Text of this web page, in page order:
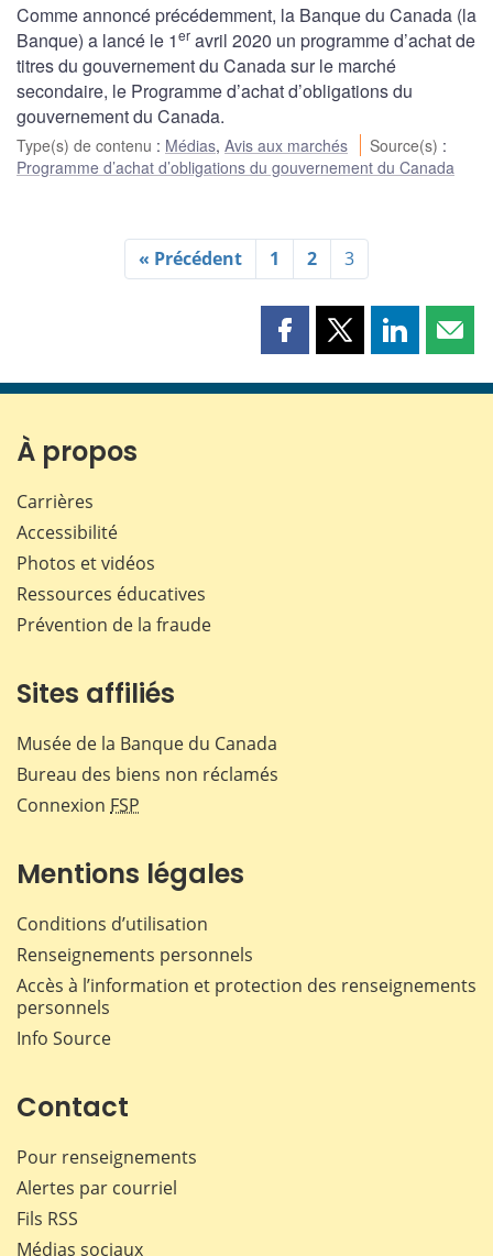
Comme annoncé précédemment, la Banque du Canada (la
Banque) a lancé le 1er avril 2020 un programme d’achat de
titres du gouvernement du Canada sur le marché
secondaire, le Programme d’achat d’obligations du
gouvernement du Canada.
Type(s) de contenu : Médias, Avis aux marchés Source(s) :
Programme d’achat d’obligations du gouvernement du Canada
« Précédent 1 2 3
Partager
page
Partager
page
Partager
page page
À propos
Carrières
Accessibilité
Photos et vidéos
Ressources éducatives
Prévention de la fraude
Sites affiliés
Musée de la Banque du Canada
Bureau des biens non réclamés
Connexion FSP
Mentions légales
Conditions d’utilisation
Renseignements personnels
Accès à l’information et protection des renseignements
personnels
Info Source
Contact
Pour renseignements
Alertes par courriel
Fils RSS
Médias sociaux